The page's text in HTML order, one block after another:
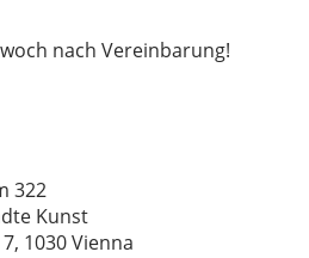
nach Vereinbarung!
322
Kunst
1030 Vienna